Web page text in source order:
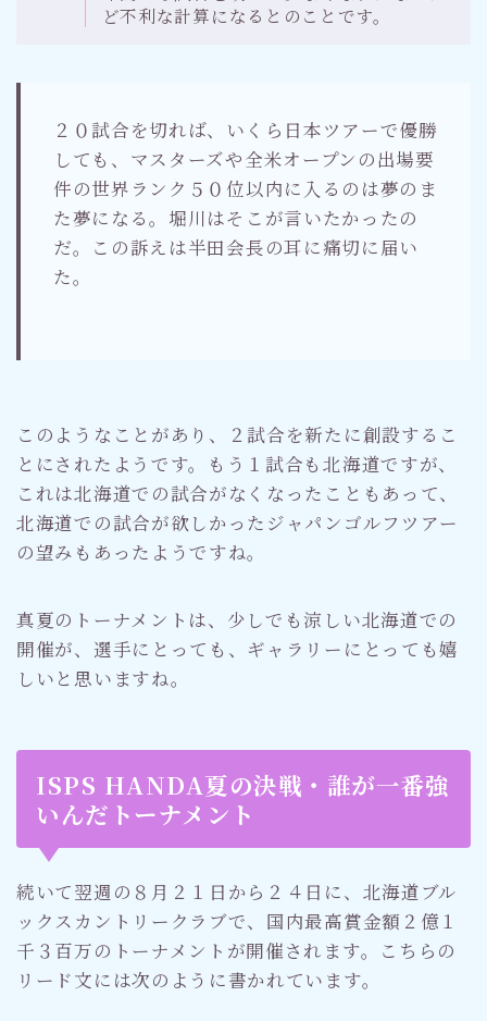
ど不利な計算になるとのことです。
２０試合を切れば、いくら日本ツアーで優勝
しても、マスターズや全米オープンの出場要
件の世界ランク５０位以内に入るのは夢のま
た夢になる。堀川はそこが言いたかったの
だ。この訴えは半田会長の耳に痛切に届い
た。
このようなことがあり、２試合を新たに創設するこ
とにされたようです。もう１試合も北海道ですが、
これは北海道での試合がなくなったこともあって、
北海道での試合が欲しかったジャパンゴルフツアー
の望みもあったようですね。
真夏のトーナメントは、少しでも涼しい北海道での
開催が、選手にとっても、ギャラリーにとっても嬉
しいと思いますね。
ISPS HANDA夏の決戦・誰が一番強
いんだトーナメント
続いて翌週の８月２１日から２４日に、北海道ブル
ックスカントリークラブで、国内最高賞金額２億１
千３百万のトーナメントが開催されます。こちらの
リード文には次のように書かれています。